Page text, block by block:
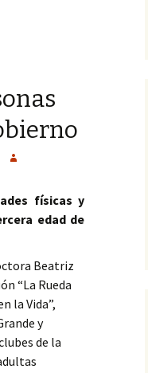
de Tu Gobierno
físicas y
edad de
Beatriz
“La Rueda
la Vida”,
y
de la